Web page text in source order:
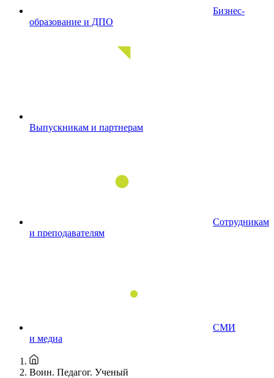
Бизнес-
образование и ДПО
Выпускникам и партнерам
Сотрудникам
и преподавателям
СМИ
и медиа
Воин. Педагог. Ученый